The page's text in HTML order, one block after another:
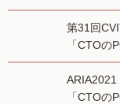
第31回
「CTOの
ARIA2021
「CTOの